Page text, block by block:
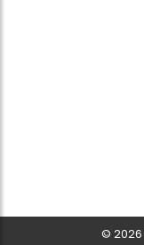
© 2026